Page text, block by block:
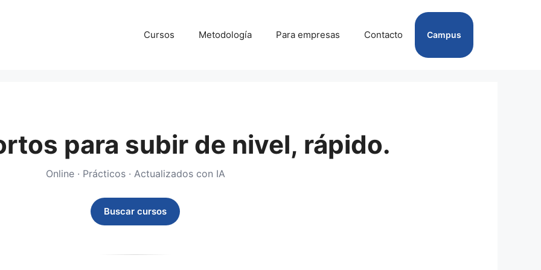
Cursos Metodología Para empresas Contacto Campus
para subir de nivel, rápido.
Online · Prácticos · Actualizados con IA
Buscar cursos